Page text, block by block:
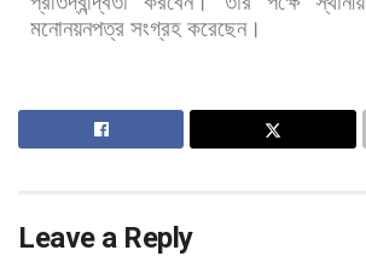
মনোনয়নপত্র সংগ্রহ করেছেন।
Leave a Reply